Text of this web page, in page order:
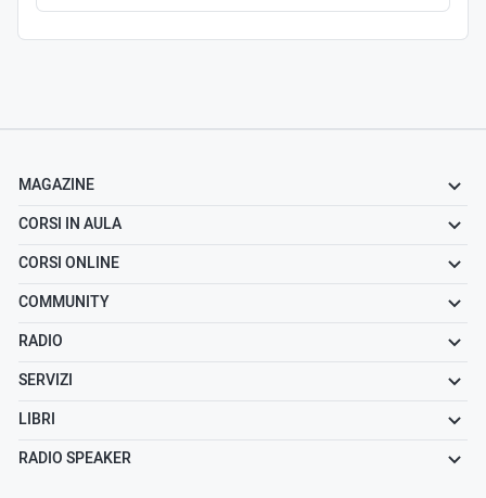
MAGAZINE
CORSI IN AULA
CORSI ONLINE
COMMUNITY
RADIO
SERVIZI
LIBRI
RADIO SPEAKER